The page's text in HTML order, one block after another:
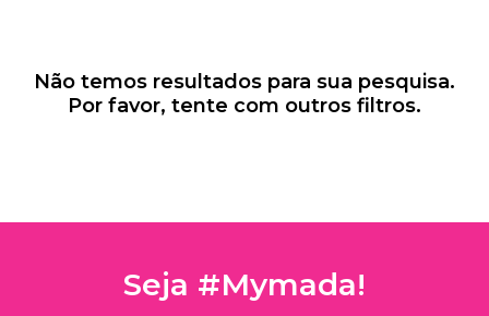
Não temos resultados para sua pesquisa.
Por favor, tente com outros filtros.
Seja #Mymada!